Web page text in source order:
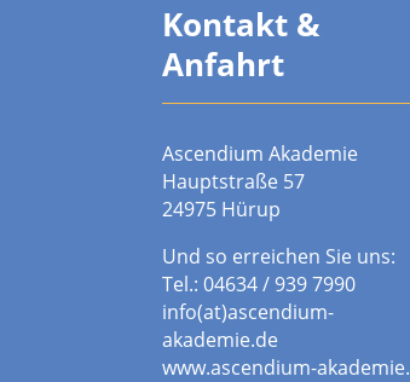
Kontakt &
Anfahrt
Ascendium Akademie
Hauptstraße 57
24975 Hürup
Und so erreichen Sie uns:
Tel.: 04634 / 939 7990
info(at)ascendium-
akademie.de
www.ascendium-